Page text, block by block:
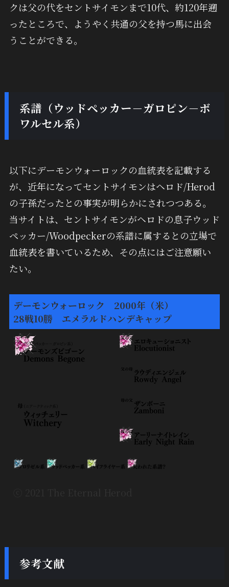
クは父の代をセントサイモンまで10代、約120年遡
ったところで、ようやく共通の父を持つ馬に出会
うことができる。
系譜（ウッドペッカー－ガロピン－ボ
ワルセル系）
以下にデーモンウォーロックの血統表を記載する
が、近年になってセントサイモンはヘロド/Herod
の子孫だったとの事実が明らかにされつつある。
当サイトは、セントサイモンがヘロドの息子ウッド
ペッカー/Woodpeckerの系譜に属するとの立場で
血統表を書いているため、その点にはご注意願い
たい。
デーモンウォーロック 2000年（米）
28戦10勝 エメラルドハンデキャップ
参考文献